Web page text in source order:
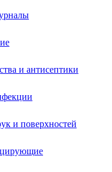
и антисептики
и поверхностей